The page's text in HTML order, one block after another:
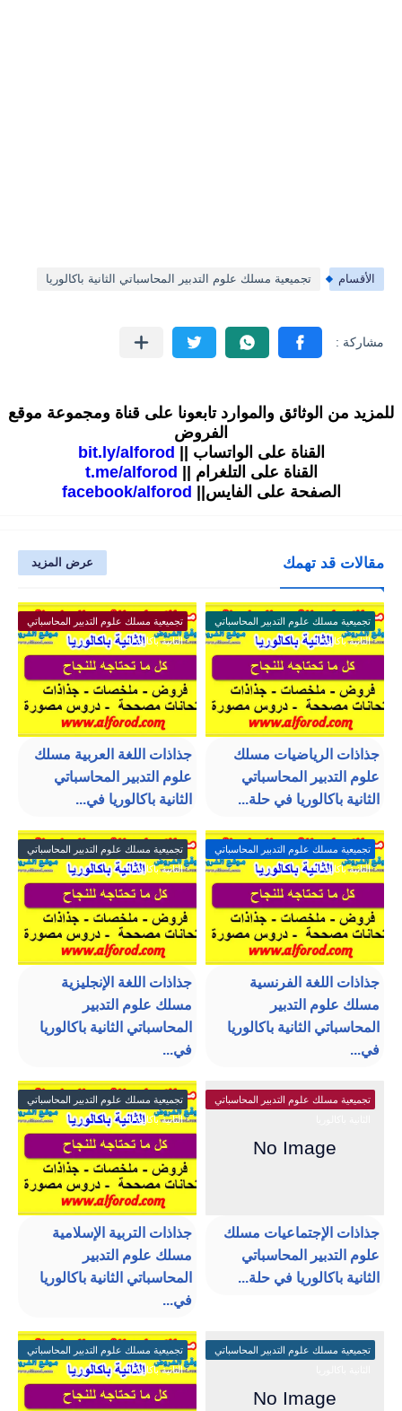
الأقسام تجميعية مسلك علوم التدبير المحاسباتي الثانية باكالوريا
للمزيد من الوثائق والموارد تابعونا على قناة ومجموعة موقع
الفروض
القناة على الواتساب || bit.ly/alforod
القناة على التلغرام || t.me/alforod
الصفحة على الفايس|| facebook/alforod
مقالات قد تهمك عرض المزيد
تجميعية مسلك علوم التدبير المحاسباتي
الثانية باكالوريا
جذاذات الرياضيات مسلك
علوم التدبير المحاسباتي
الثانية باكالوريا في حلة...
تجميعية مسلك علوم التدبير المحاسباتي
الثانية باكالوريا
جذاذات اللغة العربية مسلك
علوم التدبير المحاسباتي
الثانية باكالوريا في...
تجميعية مسلك علوم التدبير المحاسباتي
الثانية باكالوريا
جذاذات اللغة الفرنسية
مسلك علوم التدبير
المحاسباتي الثانية باكالوريا
في...
تجميعية مسلك علوم التدبير المحاسباتي
الثانية باكالوريا
جذاذات اللغة الإنجليزية
مسلك علوم التدبير
المحاسباتي الثانية باكالوريا
في...
تجميعية مسلك علوم التدبير المحاسباتي
جذاذات الإجتماعيات مسلك
علوم التدبير المحاسباتي
الثانية باكالوريا في حلة...
تجميعية مسلك علوم التدبير المحاسباتي
الثانية باكالوريا
جذاذات التربية الإسلامية
مسلك علوم التدبير
المحاسباتي الثانية باكالوريا
في...
تجميعية مسلك علوم التدبير المحاسباتي
تجميعية مسلك علوم التدبير المحاسباتي
الثانية باكالوريا